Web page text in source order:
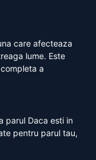
care afecteaza
lume. Este
a
parul Daca esti in
pentru parul tau,